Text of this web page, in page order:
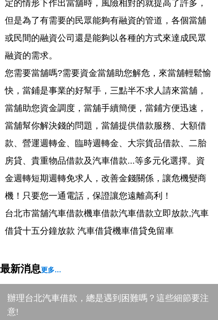
定的情形下作出當舖時，風險相對的就提高了許多，
但是為了有需要的民眾能夠有融資的管道，各個當舖
或民間的融資公司還是能夠以各種的方式來達成民眾
融資的需求。
您需要當舖嗎?需要資金當舖助您解危，來當舖輕鬆愉
快，當鋪是事業的好幫手，三點半不求人請來當舖，
當舖助您資金調度，當舖手續簡便，當鋪方便迅速，
當舖幫你解決錢的問題，當舖提供借款服務、大額借
款、營運週轉金、臨時週轉金、大宗貨品借款、二胎
房貸、貴重物品借款及汽車借款...等多元化選擇。資
金週轉短期週轉免求人，改善金錢關係，讓危機變商
機！只要您一通電話，保證讓您遠離高利！
台北市當舖汽車借款機車借款汽車借款立即放款,汽車
借貸十五分鐘放款 汽車借貸機車借貸免留車
最新消息更多…
辦理台北汽車借款，總是遇到困難嗎？這些細節要注
意!